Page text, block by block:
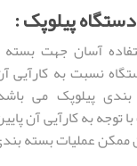
پیلوپک :
آسان جهت
نسبت به کارآیی
پیلوپک می
توجه به کارآیی آن
ممکن عملیات بسته